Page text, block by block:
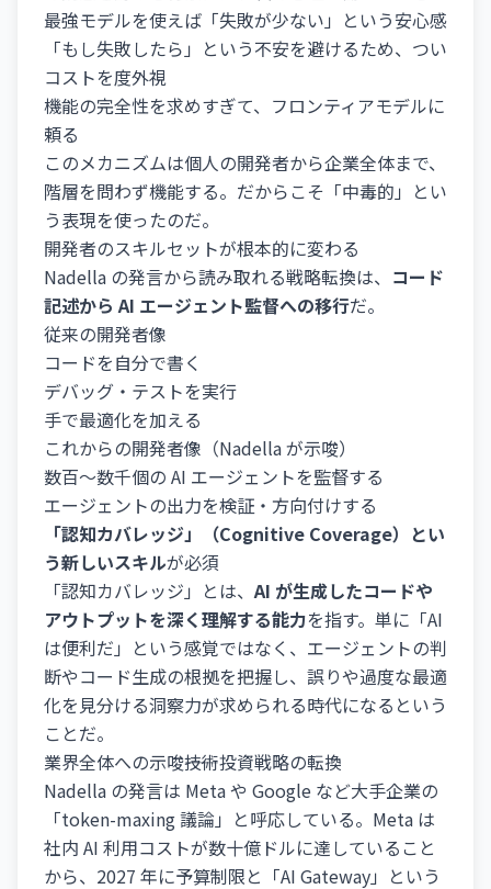
最強モデルを使えば「失敗が少ない」という安心感
「もし失敗したら」という不安を避けるため、つい
コストを度外視
機能の完全性を求めすぎて、フロンティアモデルに
頼る
このメカニズムは個人の開発者から企業全体まで、
階層を問わず機能する。だからこそ「中毒的」とい
う表現を使ったのだ。
開発者のスキルセットが根本的に変わる
Nadella の発言から読み取れる戦略転換は、 コード
記述から AI エージェント監督への移行だ。
従来の開発者像
コードを自分で書く
デバッグ・テストを実行
手で最適化を加える
これからの開発者像（Nadella が示唆）
数百～数千個の AI エージェントを監督する
エージェントの出力を検証・方向付けする
「認知カバレッジ」（Cognitive Coverage）とい
う新しいスキルが必須
「認知カバレッジ」とは、AI が生成したコードや
アウトプットを深く理解する能力を指す。単に「AI
は便利だ」という感覚ではなく、エージェントの判
断やコード生成の根拠を把握し、誤りや過度な最適
化を見分ける洞察力が求められる時代になるという
ことだ。
業界全体への示唆――技術投資戦略の転換
Nadella の発言は Meta や Google など大手企業の
「token-maxing 議論」と呼応している。Meta は
社内 AI 利用コストが数十億ドルに達していること
から、2027 年に予算制限と「AI Gateway」という